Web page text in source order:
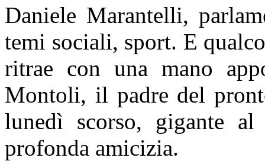
Daniele Marantelli,
temi sociali, sport. E
ritrae con una mano
Montoli, il padre del
lunedì scorso, gigante
profonda amicizia.